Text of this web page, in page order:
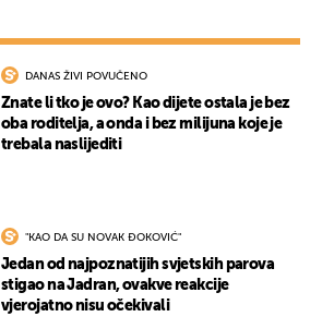
DANAS ŽIVI POVUČENO
Znate li tko je ovo? Kao dijete ostala je bez
oba roditelja, a onda i bez milijuna koje je
trebala naslijediti
"KAO DA SU NOVAK ĐOKOVIĆ"
Jedan od najpoznatijih svjetskih parova
stigao na Jadran, ovakve reakcije
vjerojatno nisu očekivali